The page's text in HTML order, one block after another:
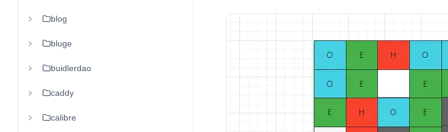
blog
bluge
buidlerdao
caddy
calibre